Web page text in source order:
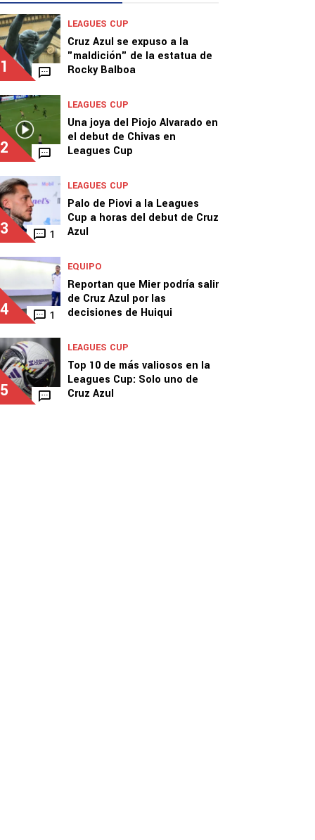
1
LEAGUES CUP
Cruz Azul se expuso a la
"maldición" de la estatua de
Rocky Balboa
2
LEAGUES CUP
Una joya del Piojo Alvarado en
el debut de Chivas en
Leagues Cup
3 1
LEAGUES CUP
Palo de Piovi a la Leagues
Cup a horas del debut de Cruz
Azul
4 1
EQUIPO
Reportan que Mier podría salir
de Cruz Azul por las
decisiones de Huiqui
5
LEAGUES CUP
Top 10 de más valiosos en la
Leagues Cup: Solo uno de
Cruz Azul